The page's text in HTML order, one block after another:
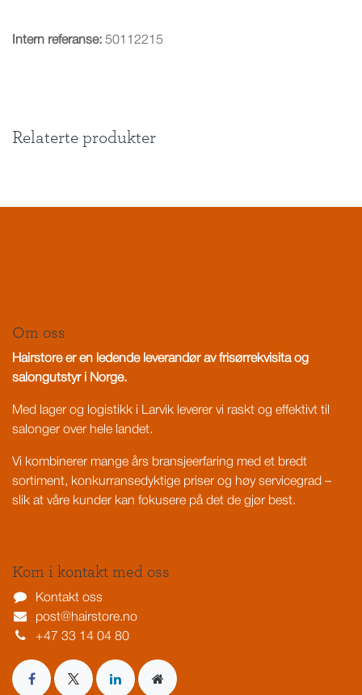
Intern referanse: 50112215
Relaterte produkter
Om oss
Hairstore er en ledende leverandør av frisørrekvisita og
salongutstyr i Norge.
Med lager og logistikk i Larvik leverer vi raskt og effektivt til
salonger over hele landet.
Vi kombinerer mange års bransjeerfaring med et bredt
sortiment, konkurransedyktige priser og høy servicegrad –
slik at våre kunder kan fokusere på det de gjør best.
Kom i kontakt med oss
Kontakt oss
post@hairstore.no
+47 33 14 04 80